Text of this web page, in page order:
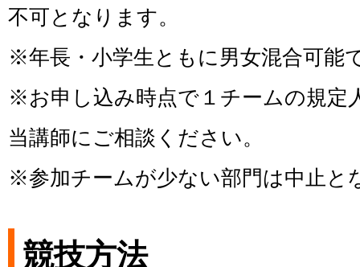
不可となります。
※年長・小学生ともに男女混合可能
※お申し込み時点で１チームの規定
当講師にご相談ください。
※参加チームが少ない部門は中止と
競技方法